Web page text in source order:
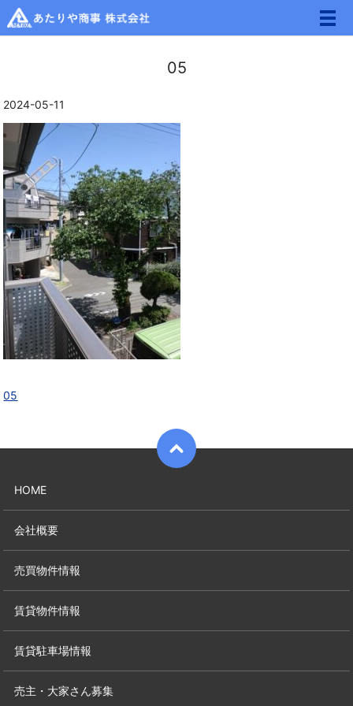
メ
05
2024-05-11
05
HOME
会社概要
売買物件情報
賃貸物件情報
賃貸駐車場情報
売主・大家さん募集